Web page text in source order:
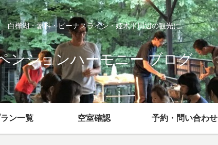
白樺湖・蓼科・ビーナスライン・姫木平周辺の観光に
ンションハーモニー ブログ
ン一覧 空室確認 予約・問い合わせ